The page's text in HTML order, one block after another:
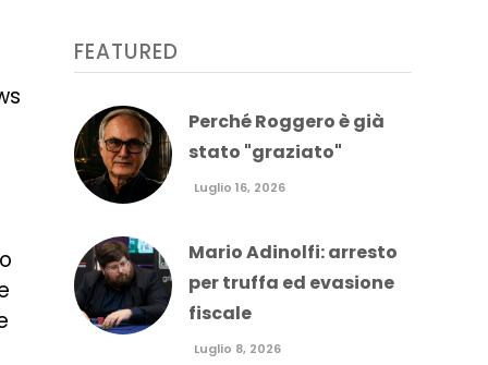
FEATURED
Perché Roggero è già
stato "graziato"
Luglio 16, 2026
Mario Adinolfi: arresto
per truffa ed evasione
fiscale
Luglio 8, 2026